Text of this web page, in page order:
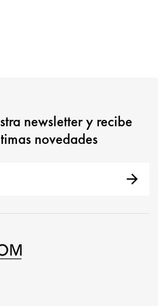
newsletter y recibe
novedades